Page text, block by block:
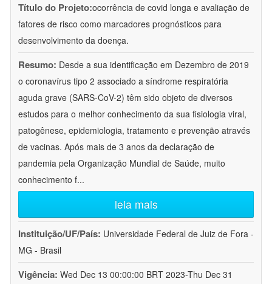
Título do Projeto:ocorrência de covid longa e avaliação de
fatores de risco como marcadores prognósticos para
desenvolvimento da doença.
Resumo: Desde a sua identificação em Dezembro de 2019
o coronavírus tipo 2 associado a síndrome respiratória
aguda grave (SARS-CoV-2) têm sido objeto de diversos
estudos para o melhor conhecimento da sua fisiologia viral,
patogênese, epidemiologia, tratamento e prevenção através
de vacinas. Após mais de 3 anos da declaração de
pandemia pela Organização Mundial de Saúde, muito
conhecimento f...
leia mais
Instituição/UF/País: Universidade Federal de Juiz de Fora -
MG - Brasil
Vigência: Wed Dec 13 00:00:00 BRT 2023-Thu Dec 31